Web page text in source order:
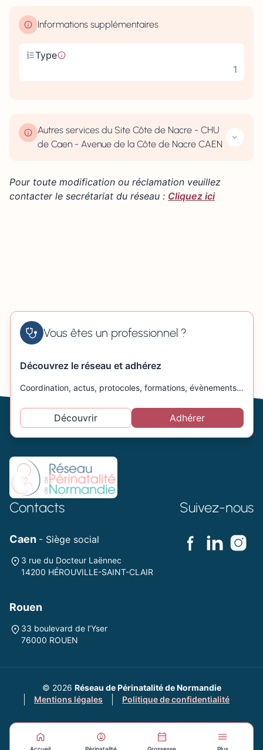
−
Informations supplémentaires
Type
1
Autres services du Site Côte de Nacre - CHU
de Caen - Avenue de la Côte de Nacre CAEN
Pour toute modification ou réclamation veuillez
contacter le secrétariat du réseau : Cliquez ici
Vous êtes un professionnel ?
Découvrez le réseau et adhérez
Coordination, actus, protocoles, formations, évènements…
Découvrir Adhérer
Contacts
Caen - Siège social
3 rue du Docteur Laënnec
14200 HÉROUVILLE-SAINT-CLAIR
Rouen
33 boulevard de l’Yser
76000 ROUEN
Suivez-nous
© 2026 Réseau de Périnatalité de Normandie
Mentions légales
Politique de confidentialité